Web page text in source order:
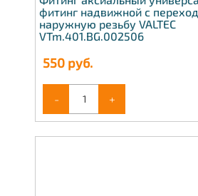
фитинг надвижной с
наружную резьбу VALTEC
VTm.401.BG.002506
550 руб.
- +